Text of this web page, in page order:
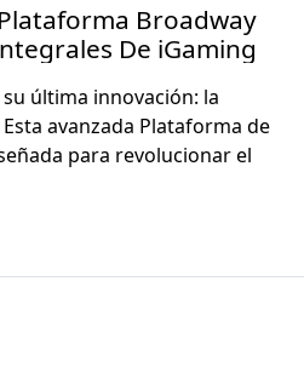
Plataforma Broadway
De iGaming
últi­ma inno­vación: la
avan­za­da Platafor­ma de
para rev­olu­cionar el